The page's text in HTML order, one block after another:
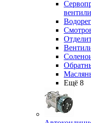
вентили
Ещё 8